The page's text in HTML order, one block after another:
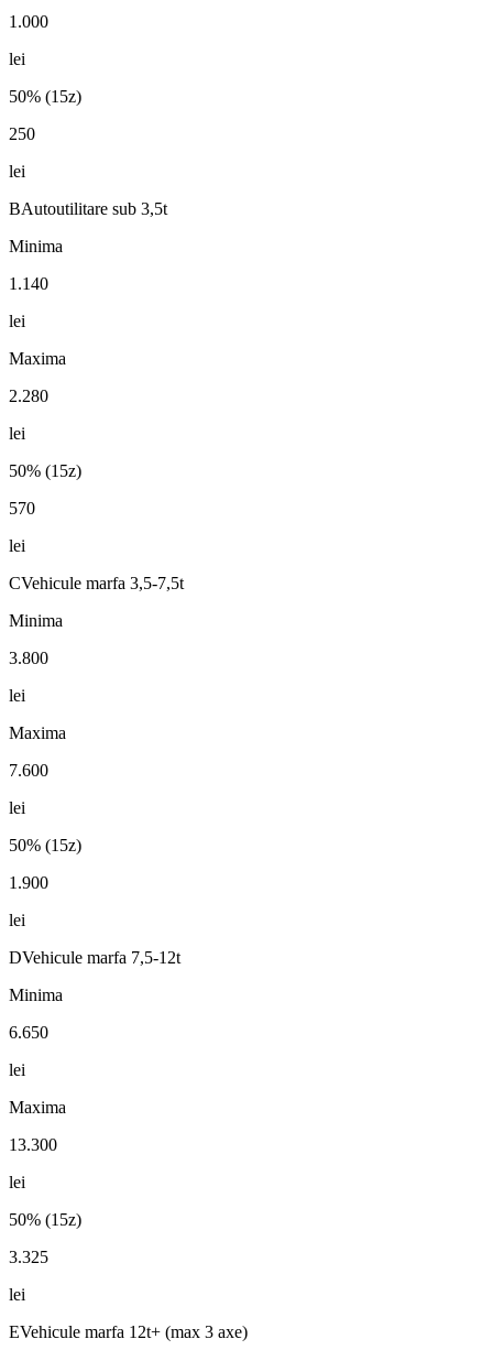
1.000
lei
50% (15z)
250
lei
BAutoutilitare sub 3,5t
Minima
1.140
lei
Maxima
2.280
lei
50% (15z)
570
lei
CVehicule marfa 3,5-7,5t
Minima
3.800
lei
Maxima
7.600
lei
50% (15z)
1.900
lei
DVehicule marfa 7,5-12t
Minima
6.650
lei
Maxima
13.300
lei
50% (15z)
3.325
lei
EVehicule marfa 12t+ (max 3 axe)